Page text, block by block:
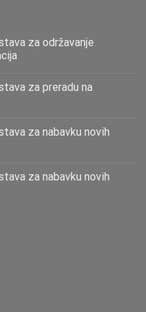
za održavanje
za preradu na
za nabavku novih
za nabavku novih